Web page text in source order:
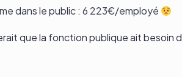
dans le public : 6 223€/employé
que la fonction publique ait besoin